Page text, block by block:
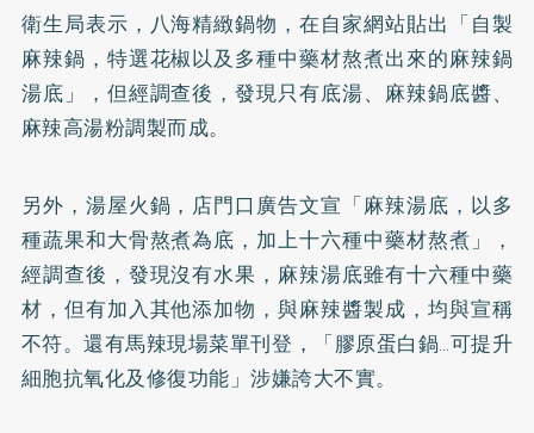
衛生局表示，八海精緻鍋物，在自家網站貼出「自製
麻辣鍋，特選花椒以及多種中藥材熬煮出來的麻辣鍋
湯底」，但經調查後，發現只有底湯、麻辣鍋底醬、
麻辣高湯粉調製而成。
另外，湯屋火鍋，店門口廣告文宣「麻辣湯底，以多
種蔬果和大骨熬煮為底，加上十六種中藥材熬煮」，
經調查後，發現沒有水果，麻辣湯底雖有十六種中藥
材，但有加入其他添加物，與麻辣醬製成，均與宣稱
不符。還有馬辣現場菜單刊登，「膠原蛋白鍋…可提升
細胞抗氧化及修復功能」涉嫌誇大不實。